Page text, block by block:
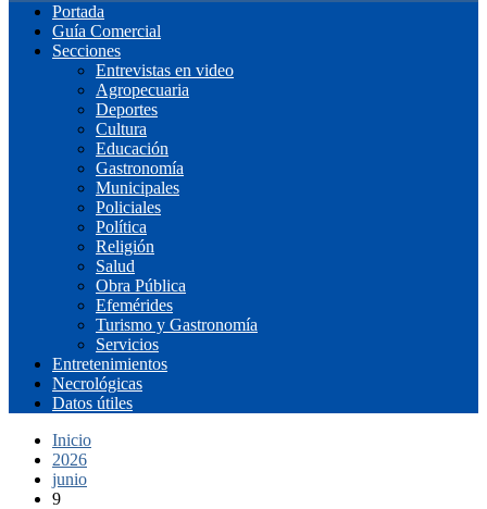
Portada
Guía Comercial
Secciones
Entrevistas en video
Agropecuaria
Deportes
Cultura
Educación
Gastronomía
Municipales
Policiales
Política
Religión
Salud
Obra Pública
Efemérides
Turismo y Gastronomía
Servicios
Entretenimientos
Necrológicas
Datos útiles
Inicio
2026
junio
9